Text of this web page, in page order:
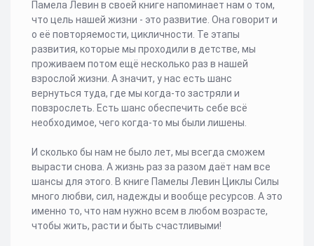
Памела Левин в своей книге напоминает нам о том,
что цель нашей жизни - это развитие. Она говорит и
о её повторяемости, цикличности. Те этапы
развития, которые мы проходили в детстве, мы
проживаем потом ещё несколько раз в нашей
взрослой жизни. А значит, у нас есть шанс
вернуться туда, где мы когда-то застряли и
повзрослеть. Есть шанс обеспечить себе всё
необходимое, чего когда-то мы были лишены.
И сколько бы нам не было лет, мы всегда сможем
вырасти снова. А жизнь раз за разом даёт нам все
шансы для этого. В книге Памелы Левин Циклы Силы
много любви, сил, надежды и вообще ресурсов. А это
именно то, что нам нужно всем в любом возрасте,
чтобы жить, расти и быть счастливыми!